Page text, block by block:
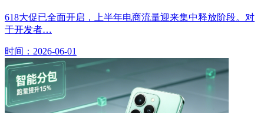
618大促已全面开启，上半年电商流量迎来集中释放阶段。对
于开发者…
时间：2026-06-01